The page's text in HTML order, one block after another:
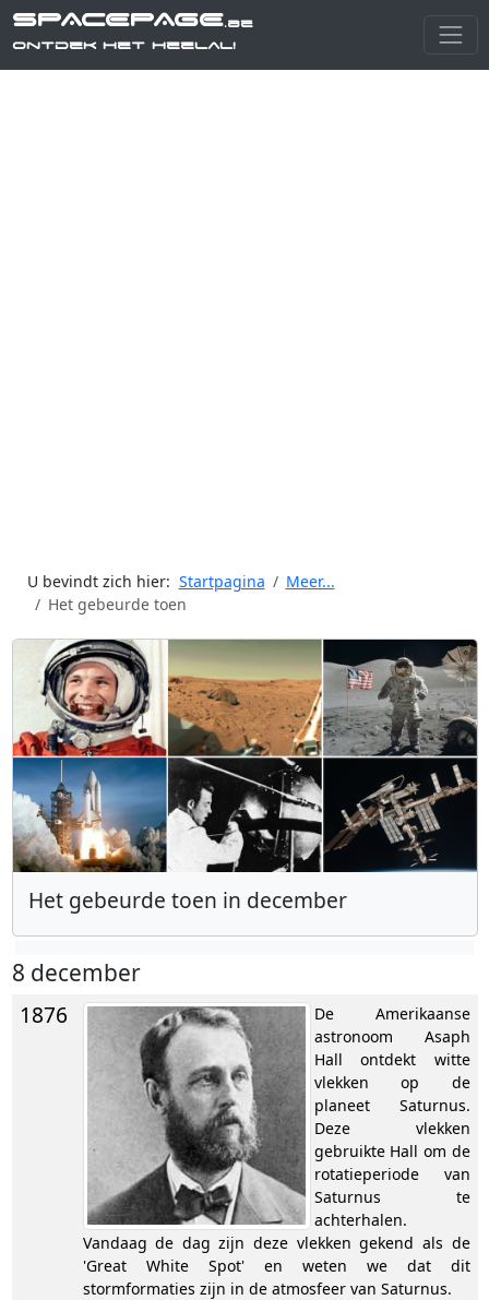
SPACEPAGE.be
Ontdek het heelal!
U bevindt zich hier: Startpagina
Meer...
Het gebeurde toen
Het gebeurde toen in december
8 december
1876
De Amerikaanse
astronoom Asaph
Hall ontdekt witte
vlekken op de
planeet Saturnus.
Deze vlekken
gebruikte Hall om de
rotatieperiode van
Saturnus te
achterhalen.
Vandaag de dag zijn deze vlekken gekend als de
'Great White Spot' en weten we dat dit
stormformaties zijn in de atmosfeer van Saturnus.